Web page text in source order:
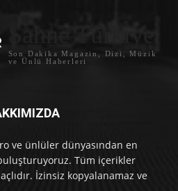
Sahne Türkiye
Son Dakika Magazin, Dizi, Müzik
ve Ünlü Haberleri
ve ünlüler dünyasından en
Tüm içerikler
İzinsiz kopyalanamaz ve